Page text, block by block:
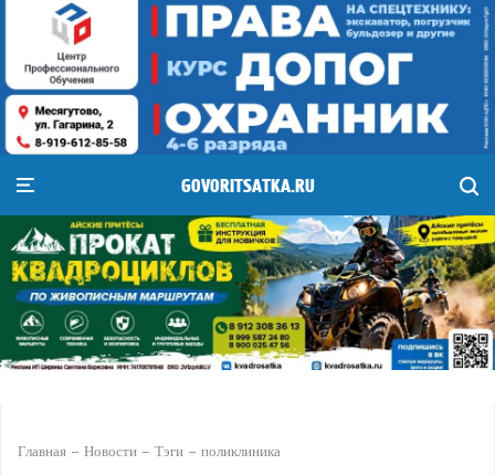
GOVORITSATKA.RU
Главная Новости Тэги поликлиника